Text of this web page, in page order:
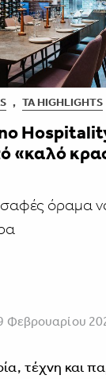
, ΤΑ HIGHLIGHTS
«καλό
όραμα
Φεβρουαρίου
τέχνη και